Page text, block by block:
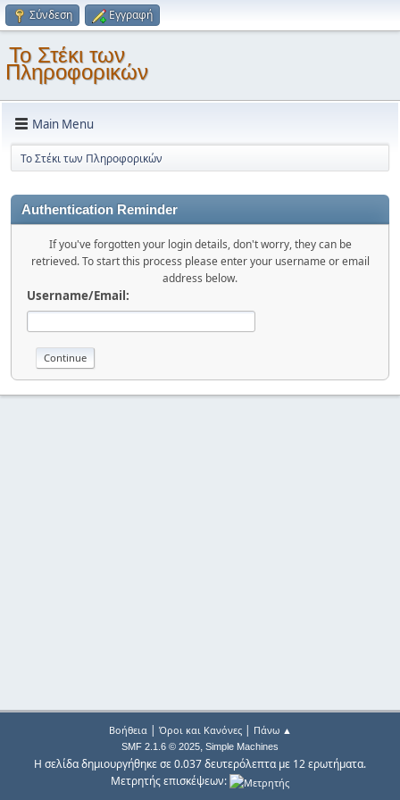
Σύνδεση Εγγραφή
Το Στέκι των
Πληροφορικών
Main Menu
Το Στέκι των Πληροφορικών
Authentication Reminder
If you've forgotten your login details, don't worry, they can be
retrieved. To start this process please enter your username or email
address below.
Username/Email:
Βοήθεια| Όροι και Κανόνες| Πάνω ▲
SMF 2.1.6 © 2025, Simple Machines
Η σελίδα δημιουργήθηκε σε 0.037 δευτερόλεπτα με 12 ερωτήματα.
Μετρητής επισκέψεων: